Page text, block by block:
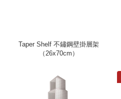
Taper Shelf 不鏽鋼壁掛層架
（26x70cm）